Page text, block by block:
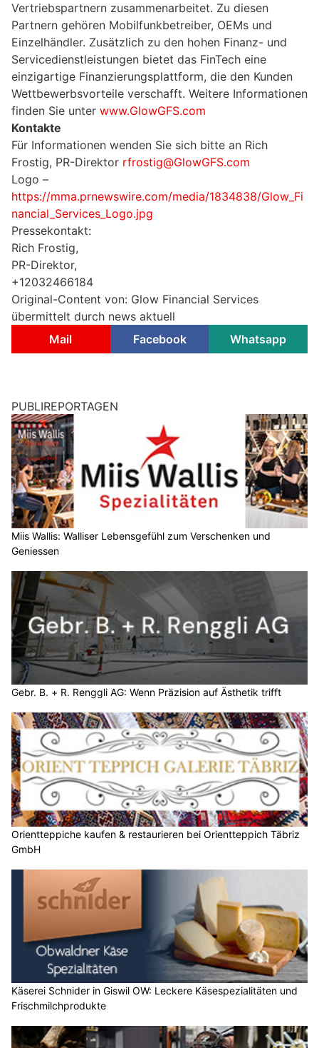
Vertriebspartnern zusammenarbeitet. Zu diesen
Partnern gehören Mobilfunkbetreiber, OEMs und
Einzelhändler. Zusätzlich zu den hohen Finanz- und
Servicedienstleistungen bietet das FinTech eine
einzigartige Finanzierungsplattform, die den Kunden
Wettbewerbsvorteile verschafft. Weitere Informationen
finden Sie unter www.GlowGFS.com
Kontakte
Für Informationen wenden Sie sich bitte an Rich
Frostig, PR-Direktor rfrostig@GlowGFS.com
Logo –
https://mma.prnewswire.com/media/1834838/Glow_Fi
nancial_Services_Logo.jpg
Pressekontakt:
Rich Frostig,
PR-Direktor,
+12032466184
Original-Content von: Glow Financial Services
übermittelt durch news aktuell
Mail
Facebook Whatsapp
PUBLIREPORTAGEN
Miis Wallis: Walliser Lebensgefühl zum Verschenken und
Geniessen
Gebr. B. + R. Renggli AG: Wenn Präzision auf Ästhetik trifft
Orientteppiche kaufen & restaurieren bei Orientteppich Täbriz
GmbH
Käserei Schnider in Giswil OW: Leckere Käsespezialitäten und
Frischmilchprodukte